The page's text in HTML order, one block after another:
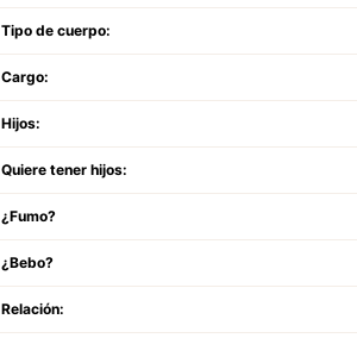
Tipo de cuerpo:
Cargo:
Hijos:
Quiere tener hijos:
¿Fumo?
¿Bebo?
Relación: